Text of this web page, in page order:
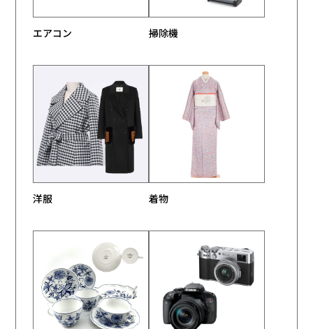
エアコン 掃除機
洋服 着物